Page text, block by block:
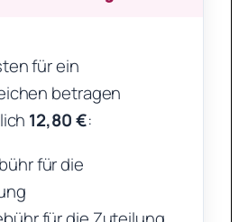
für ein
betragen
12,80 €:
für die